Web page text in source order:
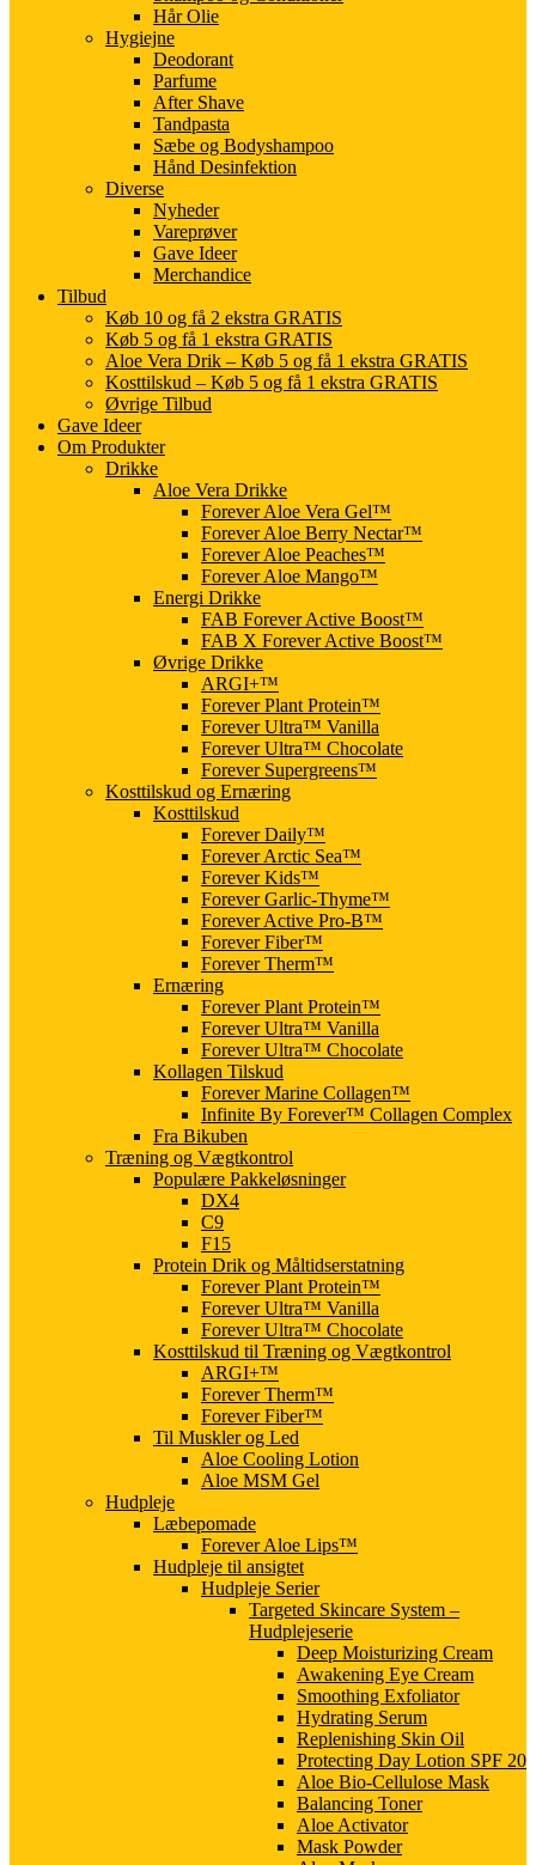
Hår Olie
Hygiejne
Deodorant
Parfume
After Shave
Tandpasta
Sæbe og Bodyshampoo
Hånd Desinfektion
Diverse
Nyheder
Vareprøver
Gave Ideer
Merchandice
Tilbud
Køb 10 og få 2 ekstra GRATIS
Køb 5 og få 1 ekstra GRATIS
Aloe Vera Drik – Køb 5 og få 1 ekstra GRATIS
Kosttilskud – Køb 5 og få 1 ekstra GRATIS
Øvrige Tilbud
Gave Ideer
Om Produkter
Drikke
Aloe Vera Drikke
Forever Aloe Vera Gel™
Forever Aloe Berry Nectar™
Forever Aloe Peaches™
Forever Aloe Mango™
Energi Drikke
FAB Forever Active Boost™
FAB X Forever Active Boost™
Øvrige Drikke
ARGI+™
Forever Plant Protein™
Forever Ultra™ Vanilla
Forever Ultra™ Chocolate
Forever Supergreens™
Kosttilskud og Ernæring
Kosttilskud
Forever Daily™
Forever Arctic Sea™
Forever Kids™
Forever Garlic-Thyme™
Forever Active Pro-B™
Forever Fiber™
Forever Therm™
Ernæring
Forever Plant Protein™
Forever Ultra™ Vanilla
Forever Ultra™ Chocolate
Kollagen Tilskud
Forever Marine Collagen™
Infinite By Forever™ Collagen Complex
Fra Bikuben
Træning og Vægtkontrol
Populære Pakkeløsninger
DX4
C9
F15
Protein Drik og Måltidserstatning
Forever Plant Protein™
Forever Ultra™ Vanilla
Forever Ultra™ Chocolate
Kosttilskud til Træning og Vægtkontrol
ARGI+™
Forever Therm™
Forever Fiber™
Til Muskler og Led
Aloe Cooling Lotion
Aloe MSM Gel
Hudpleje
Læbepomade
Forever Aloe Lips™
Hudpleje til ansigtet
Hudpleje Serier
Targeted Skincare System –
Hudplejeserie
Deep Moisturizing Cream
Awakening Eye Cream
Smoothing Exfoliator
Hydrating Serum
Replenishing Skin Oil
Protecting Day Lotion SPF 20
Aloe Bio-Cellulose Mask
Balancing Toner
Aloe Activator
Mask Powder